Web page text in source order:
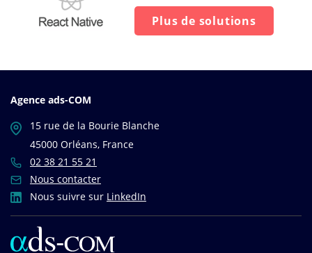
Plus de solutions
Agence ads-COM
15 rue de la Bourie Blanche
45000 Orléans, France
02 38 21 55 21
Nous contacter
Nous suivre sur LinkedIn